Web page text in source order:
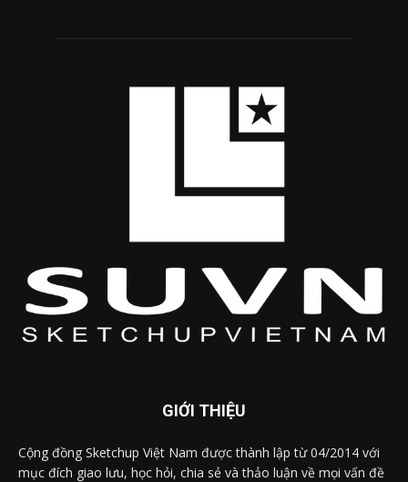
GIỚI THIỆU
Cộng đồng Sketchup Việt Nam được thành lập từ 04/2014 với
mục đích giao lưu, học hỏi, chia sẻ và thảo luận về mọi vấn đề